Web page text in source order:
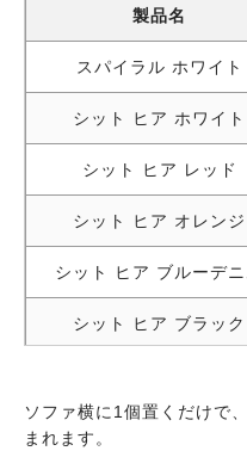
製品名
スパイラル ホワイト
シット ヒア ホワイト
シット ヒア レッド
シット ヒア オレンジ
シット ヒア ブルーデニ
シット ヒア ブラック
ランドスケープ ブラッ
ソファ横に1個置くだけで
まれます。